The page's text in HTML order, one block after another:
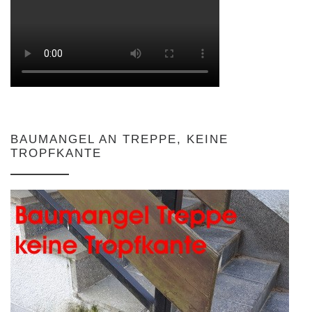
BAUMANGEL AN TREPPE, KEINE
TROPFKANTE